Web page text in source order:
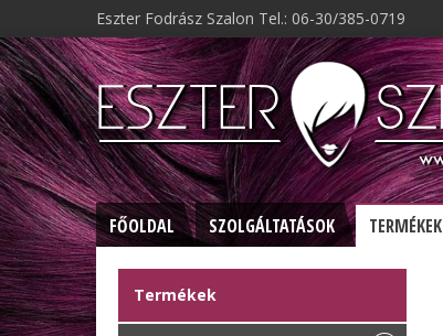
Eszter Fodrász Szalon Tel.: 06-30/385-0719
FŐOLDAL SZOLGÁLTATÁSOK TERMÉKEK
Termékek